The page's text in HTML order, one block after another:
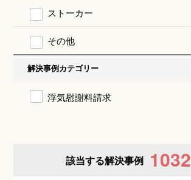
ストーカー
その他
解決事例カテゴリー
浮気慰謝料請求
該当する解決事例 1032